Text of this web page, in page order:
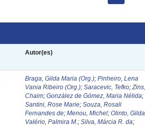
Autor(es)
Braga, Gilda Maria (Org.);Pinheiro, Lena
Vania Ribeiro (Org.);Saracevic, Tefko;Zins,
Chaim;González de Gómez, Maria Nélida;
Santini, Rose Marie;Souza, Rosali
Fernandes de;Menou, Michel;Olinto, Gilda
Valério, Palmira M. ;Silva, Márcia R. da;